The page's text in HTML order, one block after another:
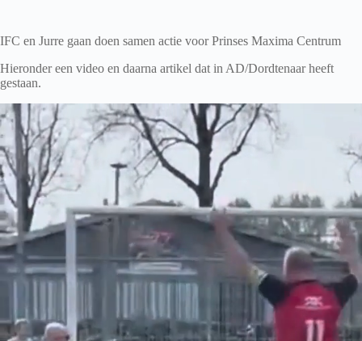
IFC en Jurre gaan doen samen actie voor Prinses Maxima Centrum
Hieronder een video en daarna artikel dat in AD/Dordtenaar heeft
gestaan.